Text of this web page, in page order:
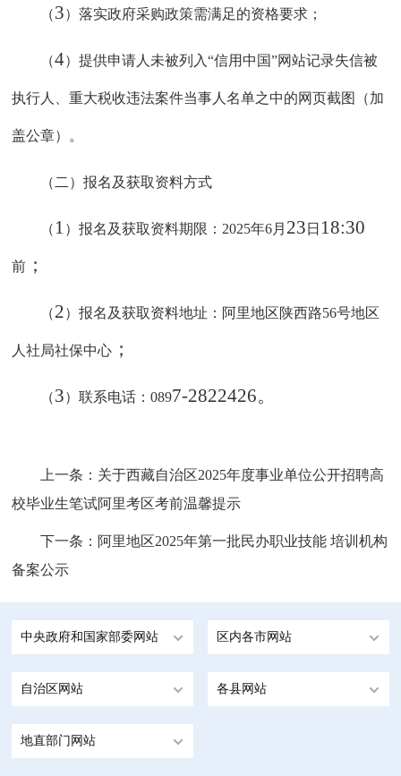
（3）落实政府采购政策需满足的资格要求；
（4）提供申请人未被列入“信用中国”网站记录失信被
执行人、重大税收违法案件当事人名单之中的网页截图（加
盖公章）。
（二）报名及获取资料方式
（ 1 ）报名及获取资料期限： 2025年6月 23 日 18:30
前 ；
（2）报名及获取资料地址： 阿里地区陕西路56号地区
人社局社保中心 ；
（3）联系电话：0897-2822426。
上一条： 关于西藏自治区2025年度事业单位公开招聘高
校毕业生笔试阿里考区考前温馨提示
下一条： 阿里地区2025年第一批民办职业技能 培训机构
备案公示
中央政府和国家部委网站 区内各市网站
自治区网站 各县网站
地直部门网站